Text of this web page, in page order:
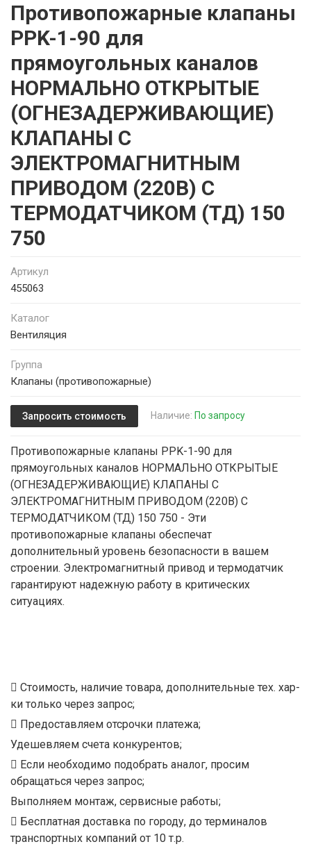
Противопожарные клапаны
PPK-1-90 для
прямоугольных каналов
НОРМАЛЬНО ОТКРЫТЫЕ
(ОГНЕЗАДЕРЖИВАЮЩИЕ)
КЛАПАНЫ С
ЭЛЕКТРОМАГНИТНЫМ
ПРИВОДОМ (220В) С
ТЕРМОДАТЧИКОМ (ТД) 150
750
Артикул
455063
Каталог
Вентиляция
Группа
Клапаны (противопожарные)
Запросить стоимость Наличие: По запросу
Противопожарные клапаны PPK-1-90 для
прямоугольных каналов НОРМАЛЬНО ОТКРЫТЫЕ
(ОГНЕЗАДЕРЖИВАЮЩИЕ) КЛАПАНЫ С
ЭЛЕКТРОМАГНИТНЫМ ПРИВОДОМ (220В) С
ТЕРМОДАТЧИКОМ (ТД) 150 750 - Эти
противопожарные клапаны обеспечат
дополнительный уровень безопасности в вашем
строении. Электромагнитный привод и термодатчик
гарантируют надежную работу в критических
ситуациях.
Стоимость, наличие товара, дополнительные тех. хар-
ки только через запрос;
Предоставляем отсрочки платежа;
Удешевляем счета конкурентов;
Если необходимо подобрать аналог, просим
обращаться через запрос;
Выполняем монтаж, сервисные работы;
Бесплатная доставка по городу, до терминалов
транспортных компаний от 10 т.р.